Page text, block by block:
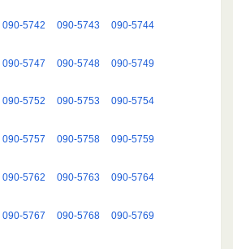
090-5742 090-5743 090-5744
090-5747 090-5748 090-5749
090-5752 090-5753 090-5754
090-5757 090-5758 090-5759
090-5762 090-5763 090-5764
090-5767 090-5768 090-5769